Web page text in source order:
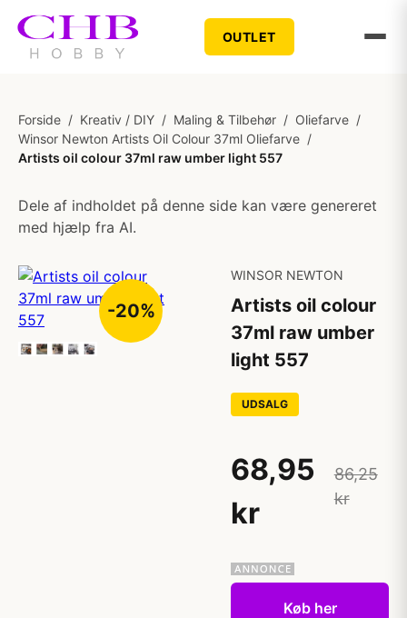
OUTLET
Forside / Kreativ / DIY / Maling & Tilbehør / Oliefarve /
Winsor Newton Artists Oil Colour 37ml Oliefarve /
Artists oil colour 37ml raw umber light 557
Dele af indholdet på denne side kan være genereret
med hjælp fra AI.
-20%
WINSOR NEWTON
Artists oil colour
37ml raw umber
light 557
UDSALG
68,95
kr
86,25
kr
Køb her